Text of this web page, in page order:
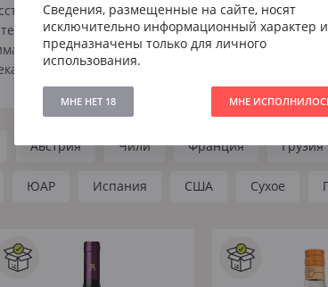
Виноделы буквально вкладывают в него
шаг за шагом – от работы на
точно выбрать день начала сбора урожая,
налить в бокал и ощутить, что подарил нам
Австрия Чили Франция Грузия
ЮАР Испания США Сухое
Сведения, размещенные на сайте, носят
исключительно информационный характер и
предназначены только для личного
использования.
МНЕ НЕТ 18 МНЕ